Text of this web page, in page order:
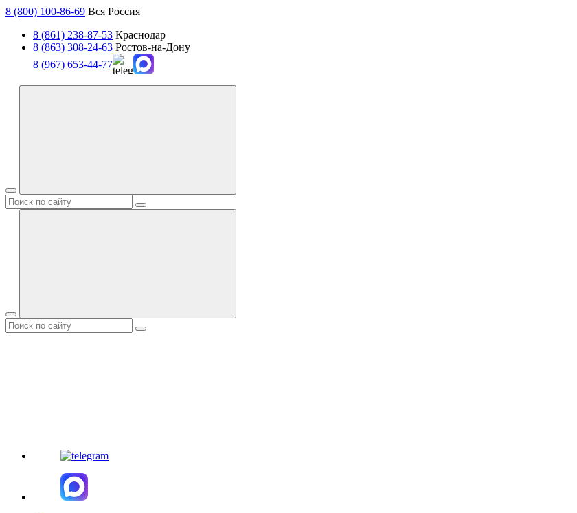
8 (800) 100-86-69 Вся Россия
8 (861) 238-87-53 Краснодар
8 (863) 308-24-63 Ростов-на-Дону
8 (967) 653-44-77